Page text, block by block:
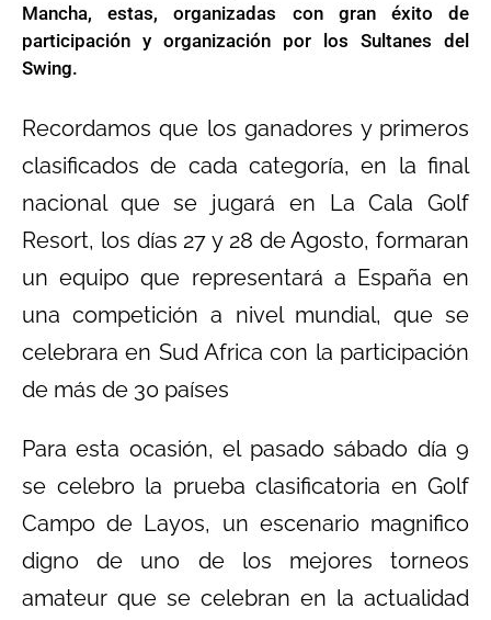
Mancha, estas, organizadas con gran éxito de
participación y organización por los Sultanes del
Swing.
Recordamos que los ganadores y primeros
clasificados de cada categoría, en la final
nacional que se jugará en La Cala Golf
Resort, los días 27 y 28 de Agosto, formaran
un equipo que representará a España en
una competición a nivel mundial, que se
celebrara en Sud Africa con la participación
de más de 30 países
Para esta ocasión, el pasado sábado día 9
se celebro la prueba clasificatoria en Golf
Campo de Layos, un escenario magnifico
digno de uno de los mejores torneos
amateur que se celebran en la actualidad